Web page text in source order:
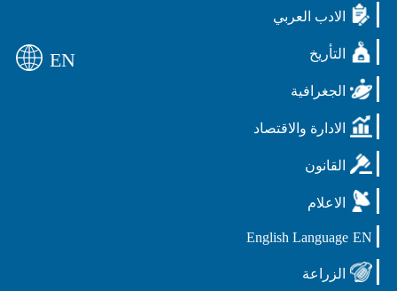
الادب العربي
التأريخ
الجغرافية
الادارة والاقتصاد
القانون
الاعلام
EN
English Language
الزراعة
EN